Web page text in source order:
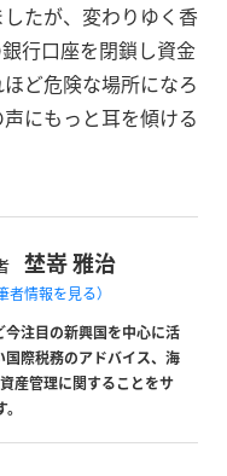
たが、変わりゆく香
行口座を閉鎖し資金
ど危険な場所になろ
にもっと耳を傾ける
埜嵜 雅治
者情報を見る）
注目の新興国を中心に活
際税務のアドバイス、海
産管理に関することをサ